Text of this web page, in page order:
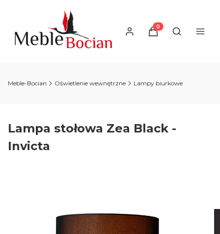
Produkty w
Otwórz
Meble-Bocian Oświetlenie wewnętrzne Lampy biurkowe
Lampa stołowa Zea Black -
Invicta